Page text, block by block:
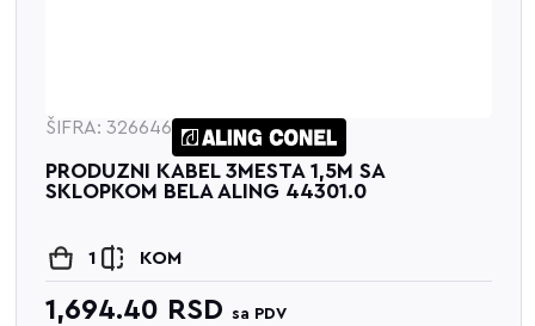
ŠIFRA: 326646
PRODUZNI KABEL 3MESTA 1,5M SA
SKLOPKOM BELA ALING 44301.0
1 KOM
1,694.40 RSD sa PDV